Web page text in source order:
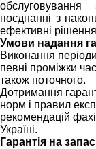
поєднанні з
ефективні рішення
Умови надання
Виконання
певні проміжки
також поточного.
Дотримання
норм і правил
рекомендацій
Україні.
Гарантія на